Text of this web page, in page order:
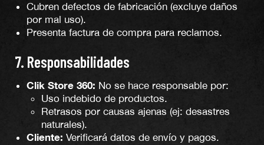
Cubren defectos de fabricación (excluye daños
por mal uso).
Presenta factura de compra para reclamos.
7. Responsabilidades
Clik Store 360: No se hace responsable por:
Uso indebido de productos.
Retrasos por causas ajenas (ej: desastres
naturales).
Cliente: Verificará datos de envío y pagos.